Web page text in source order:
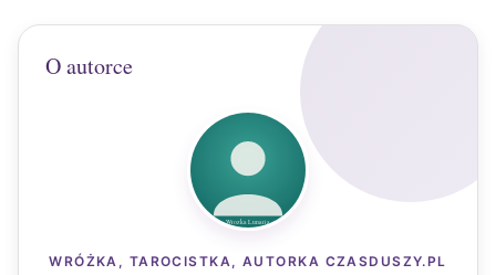
O autorce
WRÓŻKA, TAROCISTKA, AUTORKA CZASDUSZY.PL